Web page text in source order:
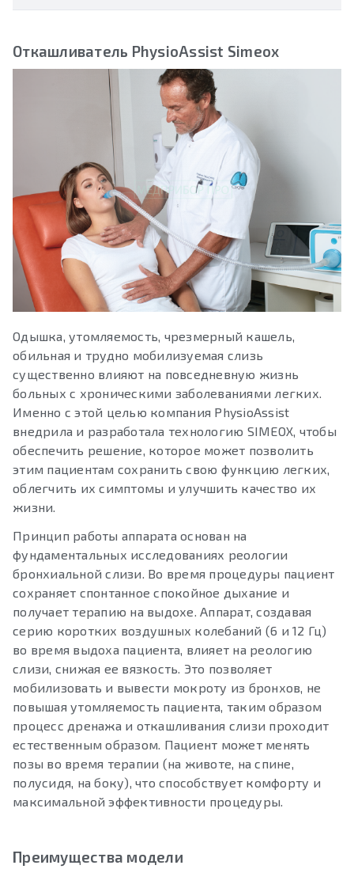
Откашливатель PhysioAssist Simeox
Одышка, утомляемость, чрезмерный кашель,
обильная и трудно мобилизуемая слизь
существенно влияют на повседневную жизнь
больных с хроническими заболеваниями легких.
Именно с этой целью компания PhysioAssist
внедрила и разработала технологию SIMEOX, чтобы
обеспечить решение, которое может позволить
этим пациентам сохранить свою функцию легких,
облегчить их симптомы и улучшить качество их
жизни.
Принцип работы аппарата основан на
фундаментальных исследованиях реологии
бронхиальной слизи. Во время процедуры пациент
сохраняет спонтанное спокойное дыхание и
получает терапию на выдохе. Аппарат, создавая
серию коротких воздушных колебаний (6 и 12 Гц)
во время выдоха пациента, влияет на реологию
слизи, снижая ее вязкость. Это позволяет
мобилизовать и вывести мокроту из бронхов, не
повышая утомляемость пациента, таким образом
процесс дренажа и откашливания слизи проходит
естественным образом. Пациент может менять
позы во время терапии (на животе, на спине,
полусидя, на боку), что способствует комфорту и
максимальной эффективности процедуры.
Преимущества модели